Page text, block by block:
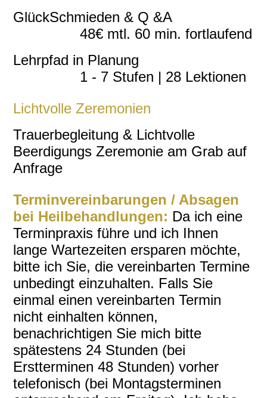
GlückSchmieden & Q &A
48€ mtl. 60 min. fortlaufend
Lehrpfad in Planung
1 - 7 Stufen | 28 Lektionen
Lichtvolle Zeremonien
Trauerbegleitung & Lichtvolle
Beerdigungs Zeremonie am Grab auf
Anfrage
Terminvereinbarungen / Absagen
bei Heilbehandlungen: Da ich eine
Terminpraxis führe und ich Ihnen
lange Wartezeiten ersparen möchte,
bitte ich Sie, die vereinbarten Termine
unbedingt einzuhalten. Falls Sie
einmal einen vereinbarten Termin
nicht einhalten können,
benachrichtigen Sie mich bitte
spätestens 24 Stunden (bei
Erstterminen 48 Stunden) vorher
telefonisch (bei Montagsterminen